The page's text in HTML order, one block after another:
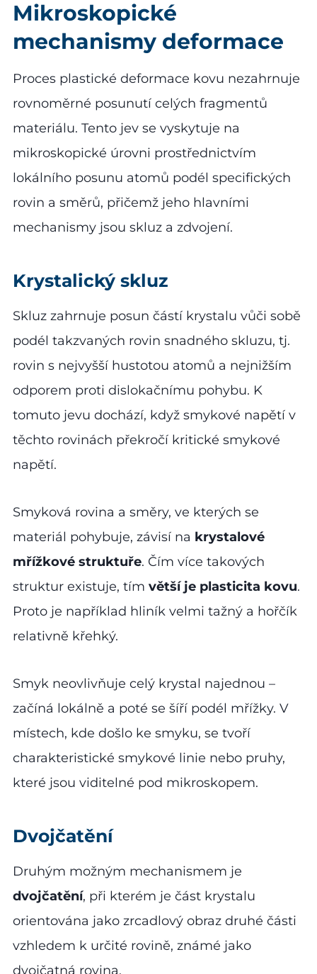
Mikroskopické
mechanismy deformace
Proces plastické deformace kovu nezahrnuje
rovnoměrné posunutí celých fragmentů
materiálu. Tento jev se vyskytuje na
mikroskopické úrovni prostřednictvím
lokálního posunu atomů podél specifických
rovin a směrů, přičemž jeho hlavními
mechanismy jsou skluz a zdvojení.
Krystalický skluz
Skluz zahrnuje posun částí krystalu vůči sobě
podél takzvaných rovin snadného skluzu, tj.
rovin s nejvyšší hustotou atomů a nejnižším
odporem proti dislokačnímu pohybu. K
tomuto jevu dochází, když smykové napětí v
těchto rovinách překročí kritické smykové
napětí.
Smyková rovina a směry, ve kterých se
materiál pohybuje, závisí na krystalové
mřížkové struktuře. Čím více takových
struktur existuje, tím větší je plasticita kovu.
Proto je například hliník velmi tažný a hořčík
relativně křehký.
Smyk neovlivňuje celý krystal najednou –
začíná lokálně a poté se šíří podél mřížky. V
místech, kde došlo ke smyku, se tvoří
charakteristické smykové linie nebo pruhy,
které jsou viditelné pod mikroskopem.
Dvojčatění
Druhým možným mechanismem je
dvojčatění, při kterém je část krystalu
orientována jako zrcadlový obraz druhé části
vzhledem k určité rovině, známé jako
dvojčatná rovina.